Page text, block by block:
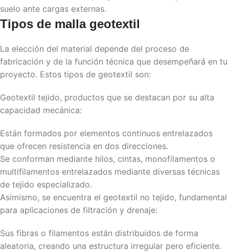
suelo ante cargas externas.
Tipos de malla geotextil
La elección del material depende del proceso de
fabricación y de la función técnica que desempeñará en tu
proyecto. Estos tipos de geotextil son:
Geotextil tejido, productos que se destacan por su alta
capacidad mecánica:
Están formados por elementos continuos entrelazados
que ofrecen resistencia en dos direcciones.
Se conforman mediante hilos, cintas, monofilamentos o
multifilamentos entrelazados mediante diversas técnicas
de tejido especializado.
Asimismo, se encuentra el geotextil no tejido, fundamental
para aplicaciones de filtración y drenaje:
Sus fibras o filamentos están distribuidos de forma
aleatoria, creando una estructura irregular pero eficiente.